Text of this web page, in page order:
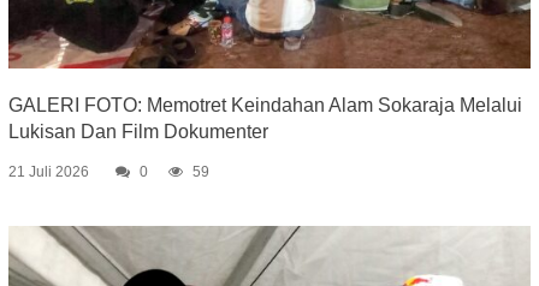
GALERI FOTO: Memotret Keindahan Alam Sokaraja Melalui
Lukisan Dan Film Dokumenter
21 Juli 2026 0 59